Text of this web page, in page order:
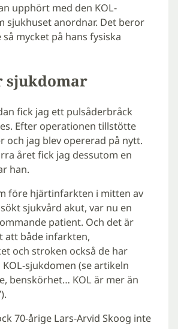
upphört med den KOL-
sjukhuset anordnar. Det beror
mycket på hans fysiska
sjukdomar
fick jag ett pulsåderbråck
Efter operationen tillstötte
och jag blev opererad på nytt.
året fick jag dessutom en
han.
före hjärtinfarkten i mitten av
sjukvård akut, var nu en
patient. Och det är
att både infarkten,
och stroken också de har
sjukdomen (se artikeln
benskörhet… KOL är mer än
70-årige Lars-Arvid Skoog inte